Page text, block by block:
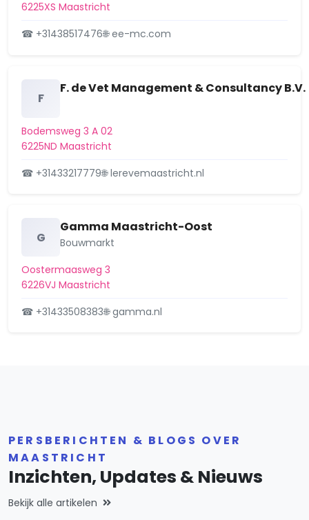
Heugemerweg 9, 6221GD
Maastricht. Kennisgeving nieuwe
Zaak Z2025-00006169realisatie
commerciële ruimtes, parkeer…
4 september 2025
6225XS Maastricht
☎ +31438517476🌐 ee-mc.com
F
F. de Vet Management & Consultancy B.V.
Bodemsweg 3 A 02
6225ND Maastricht
☎ +31433217779🌐 lerevemaastricht.nl
G
Gamma Maastricht-Oost
Bouwmarkt
Oostermaasweg 3
6226VJ Maastricht
☎ +31433508383🌐 gamma.nl
PERSBERICHTEN & BLOGS OVER
MAASTRICHT
Inzichten, Updates & Nieuws
Bekijk alle artikelen